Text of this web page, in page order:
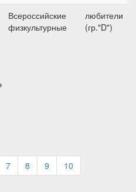
Всероссийские
физкультурные
любители
(гр."D")
7 8 9 10